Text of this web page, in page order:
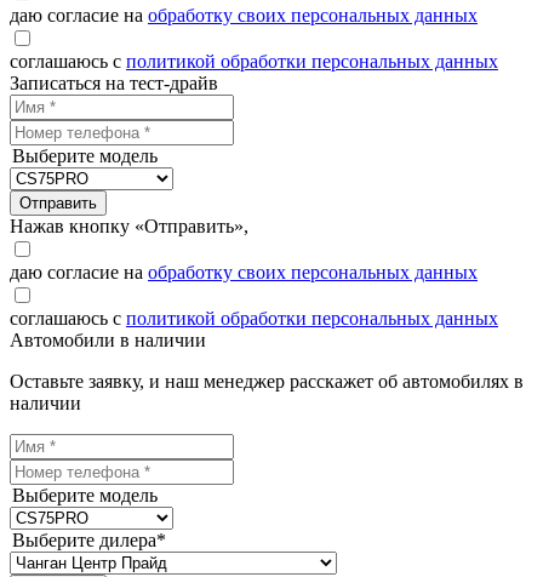
даю согласие на обработку своих персональных данных
соглашаюсь с политикой обработки персональных данных
Записаться на тест-драйв
Выберите модель
Отправить
Нажав кнопку «Отправить»,
даю согласие на обработку своих персональных данных
соглашаюсь с политикой обработки персональных данных
Автомобили в наличии
Оставьте заявку, и наш менеджер расскажет об автомобилях в
наличии
Выберите модель
Выберите дилера*